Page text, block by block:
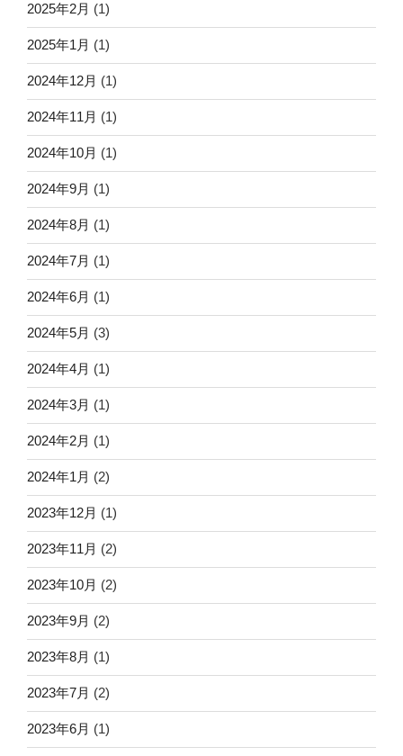
2025年2月 (1)
2025年1月 (1)
2024年12月 (1)
2024年11月 (1)
2024年10月 (1)
2024年9月 (1)
2024年8月 (1)
2024年7月 (1)
2024年6月 (1)
2024年5月 (3)
2024年4月 (1)
2024年3月 (1)
2024年2月 (1)
2024年1月 (2)
2023年12月 (1)
2023年11月 (2)
2023年10月 (2)
2023年9月 (2)
2023年8月 (1)
2023年7月 (2)
2023年6月 (1)